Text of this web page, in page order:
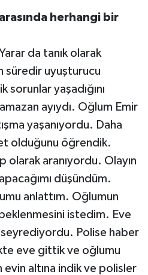
herhangi bir
da tanık olarak
süredir uyuşturucu
sorunlar yaşadığını
ayıydı. Oğlum Emir
yaşanıyordu. Daha
olduğunu öğrendik.
olarak aranıyordu. Olayın
düşündüm.
anlattım. Oğlumun
istedim. Eve
Polise haber
eve gittik ve oğlumu
altına indik ve polisler